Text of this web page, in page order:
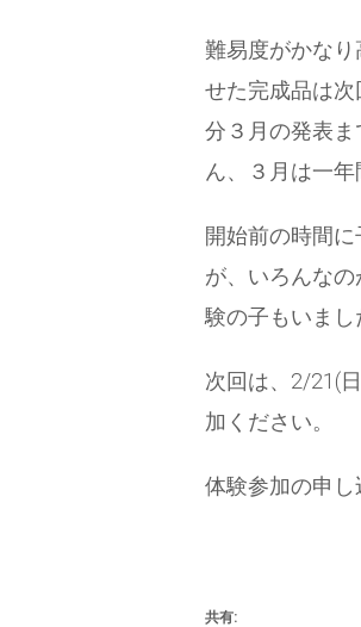
難易度がかな
せた完成品は
分３月の発表
ん、３月は一
開始前の時間
が、いろんな
験の子もいまし
次回は、2/21(
加ください。
体験参加の申し
共有: